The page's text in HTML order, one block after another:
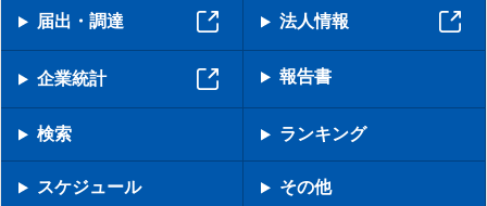
届出・調達 法人情報
企業統計 報告書
検索 ランキング
スケジュール その他